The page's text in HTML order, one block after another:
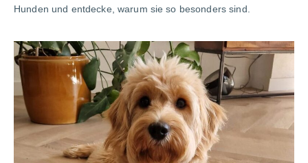
Hunden und entdecke, warum sie so besonders sind.